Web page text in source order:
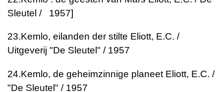
Sleutel / 1957]
23.Kemlo, eilanden der stilte Eliott, E.C. /
Uitgeverij "De Sleutel" / 1957
24.Kemlo, de geheimzinnige planeet Eliott, E.C. /
"De Sleutel" / 1957